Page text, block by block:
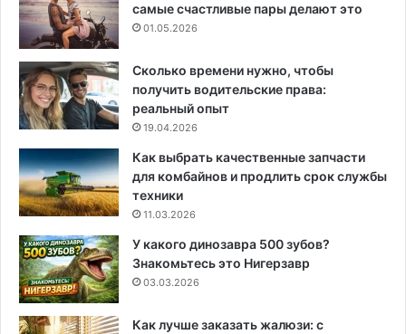
самые счастливые пары делают это
01.05.2026
Сколько времени нужно, чтобы
получить водительские права:
реальный опыт
19.04.2026
Как выбрать качественные запчасти
для комбайнов и продлить срок службы
техники
11.03.2026
У какого динозавра 500 зубов?
Знакомьтесь это Нигерзавр
03.03.2026
Как лучше заказать жалюзи: с